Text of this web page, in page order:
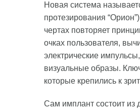
Новая система
протезирования
чертах повторяет
очках пользователя,
электрические
визуальные образы.
которые крепились к
Сам имплант состоит из